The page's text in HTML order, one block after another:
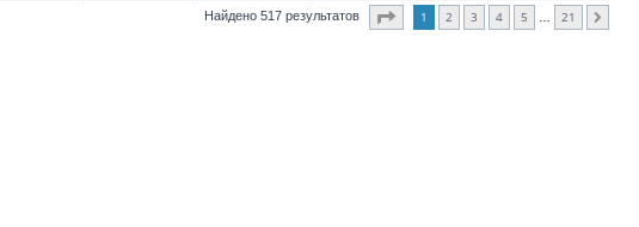
Найдено 517 результатов Страница из21
1 2 3 4 5 21